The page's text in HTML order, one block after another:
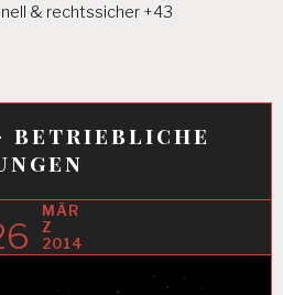
& rechtssicher +43
– betriebliche
MÄR
Z
2014